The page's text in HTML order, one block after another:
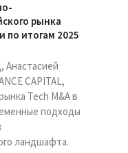
рынка
по итогам 2025
Анастасией
CAPITAL,
Tech M&A в
подходы
ландшафта.